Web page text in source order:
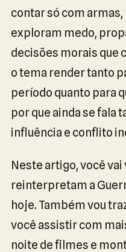
contar só com
exploram medo,
decisões morais que
o tema render tanto
período quanto para
por que ainda se fala
influência e conflito
Neste artigo, você
reinterpretam a
hoje. Também vou
você assistir com
noite de filmes e